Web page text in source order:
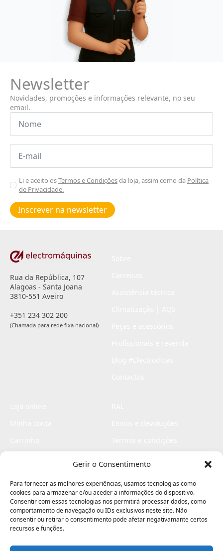
Gerir o Consentimento
Para fornecer as melhores experiências, usamos tecnologias como
cookies para armazenar e/ou aceder a informações do dispositivo.
Consentir com essas tecnologias nos permitirá processar dados, como
comportamento de navegação ou IDs exclusivos neste site. Não
consentir ou retirar o consentimento pode afetar negativamante certos
recursos e funções.
Newsletter
Novidades, promoções e informações relevante, no seu
email.
Nome
Email
Aceitar
Poiticas
de
privacidade
Li e aceito osTermos e Condiçõesda loja, assim como da Política
de Privacidade.
Inscrever na newsletter
Rua da República, 107
Alagoas - Santa Joana
3810-551 Aveiro
+351 234 302 200
(Chamada para rede fixa nacional)
Livro de elogios